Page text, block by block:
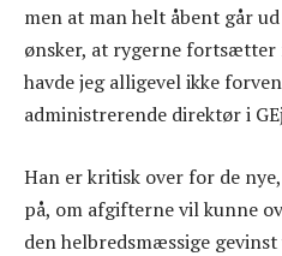
men at man helt åbent går
ønsker, at rygerne fortsætter
havde jeg alligevel ikke
administrerende direktør i
Han er kritisk over for de
på, om afgifterne vil kunne
den helbredsmæssige